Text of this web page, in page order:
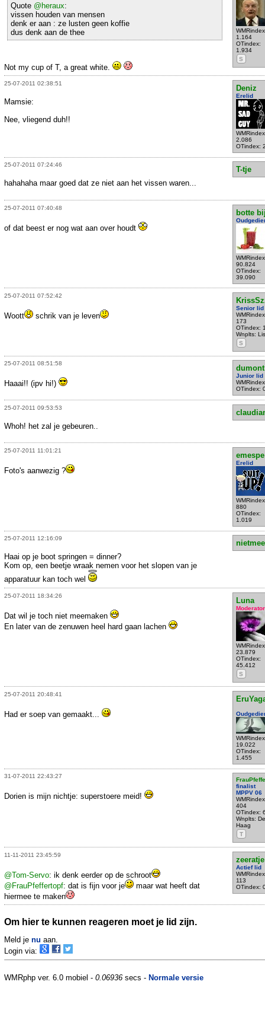
1.164
OTindex:
1.934
S
Quote @heraux:
vissen houden van mensen
denk er aan : ze lusten geen koffie
dus denk aan de thee
Not my cup of T, a great white.
25-07-2011 02:38:51
Deniz
Erelid
2.086
OTindex:
Mamsie:
Nee, vliegend duh!!
25-07-2011 07:24:46
T-tje
hahahaha maar goed dat ze niet aan het vissen waren...
25-07-2011 07:40:48
botte
90.824
OTindex:
39.090
of dat beest er nog wat aan over houdt
25-07-2011 07:52:42
Senior lid
173
OTindex:
Wnplts:
S
Woott schrik van je leven
25-07-2011 08:51:58
dumont
Junior lid
OTindex:
Haaai!! (ipv hi!)
25-07-2011 09:53:53
Whoh! het zal je gebeuren..
25-07-2011 11:01:21
emespe
Erelid
880
OTindex:
1.019
Foto's aanwezig ?
25-07-2011 12:16:09
Haai op je boot springen = dinner?
Kom op, een beetje wraak nemen voor het slopen van je
apparatuur kan toch wel
25-07-2011 18:34:26
Luna
Moderator
23.879
OTindex:
45.412
S
Dat wil je toch niet meemaken
En later van de zenuwen heel hard gaan lachen
25-07-2011 20:48:41
19.022
OTindex:
1.455
Had er soep van gemaakt...
31-07-2011 22:43:27
finalist
MPPV 06
404
OTindex:
Wnplts:
Haag
T
Dorien is mijn nichtje: superstoere meid!
11-11-2011 23:45:59
zeeratje
Actief lid
113
OTindex:
@Tom-Servo: ik denk eerder op de schroot
@FrauPfeffertopf: dat is fijn voor je
maar wat heeft dat
hiermee te maken
Om hier te kunnen reageren moet je lid zijn.
Meld je nu aan.
Login via:
WMRphp ver. 6.0 mobiel - 0.06936 secs - Normale versie